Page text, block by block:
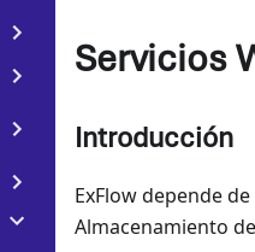
Servicios
Introducción
ExFlow depende
Almacenamiento